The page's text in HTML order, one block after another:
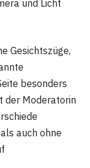
und Licht
Gesichtszüge,
besonders
der Moderatorin
auch ohne